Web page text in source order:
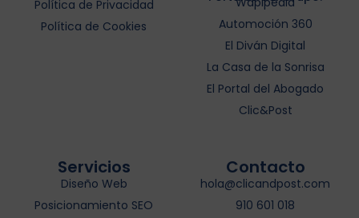
Política de Privacidad
Política de Cookies
Automoción 360
El Diván Digital
La Casa de la Sonrisa
El Portal del Abogado
Clic&Post
Servicios
Diseño Web
Posicionamiento SEO
Contacto
hola@clicandpost.com
910 601 018